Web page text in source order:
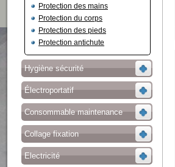
Protection des mains
Protection du corps
Protection des pieds
Protection antichute
Hygiène sécurité
Électroportatif
Consommable maintenance
Collage fixation
Electricité